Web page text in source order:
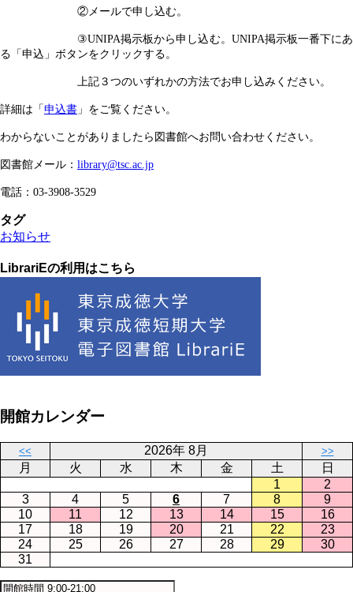
②メールで申し込む。
③UNIPA掲示板から申し込む。UNIPA掲示板一番下にあ
る「申込」ボタンをクリックする。
上記３つのいずれかの方法でお申し込みください。
詳細は「 申込書 」をご覧ください。
わからないことがありましたら図書館へお問い合わせください。
図書館メール： library@tsc.ac.jp
電話：03-3908-3529
タグ
お知らせ
LibrariEの利用はこちら
開館カレンダー
<< 2026年 8月 >>
月 火 水 木 金 土
日
1
2
3
4 5 6 7 8
9
10
11 12 13 14 15
16
17
18 19 20 21 22
23
24
25 26 27 28 29
30
31